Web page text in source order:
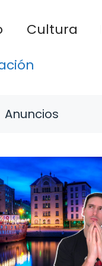
Cultura
Anuncios